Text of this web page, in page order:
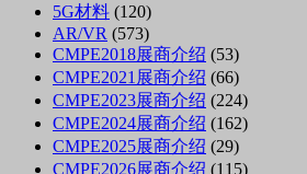
5G材料 (120)
AR/VR (573)
CMPE2018展商介绍 (53)
CMPE2021展商介绍 (66)
CMPE2023展商介绍 (224)
CMPE2024展商介绍 (162)
CMPE2025展商介绍 (29)
CMPE2026展商介绍 (115)